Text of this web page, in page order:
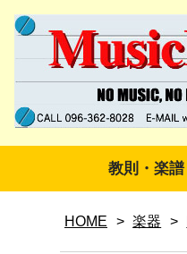
教則・楽譜
HOME > 楽器 >